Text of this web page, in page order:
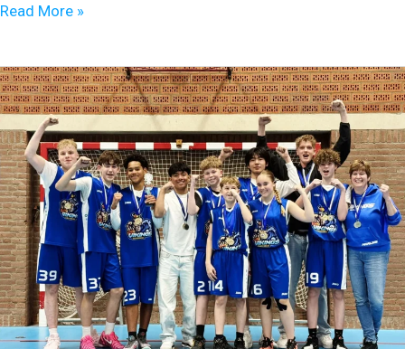
Succesvol
het
seizoen
de
Vikings
Read More »